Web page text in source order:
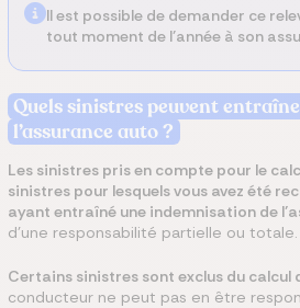
Il est possible de demander ce
tout moment de l’année à son
Quels sinistres peuvent
l’assurance auto ?
Les sinistres pris en compte pour le
sinistres pour lesquels vous avez été
ayant entraîné une indemnisation de
d’une responsabilité partielle ou totale.
Certains sinistres sont exclus du calcul
conducteur ne peut pas en être